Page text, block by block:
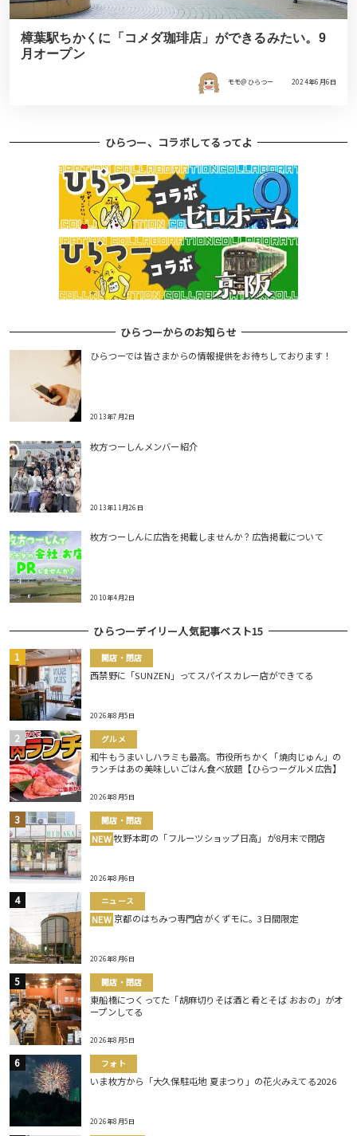
樟葉駅ちかくに「コメダ珈琲店」ができるみたい。9
月オープン
モモ＠ひらつー 2024年6月6日
ひらつー、コラボしてるってよ
ひらつーからのお知らせ
ひらつーでは皆さまからの情報提供をお待ちしております！
2013年7月2日
枚方つーしんメンバー紹介
2013年11月26日
枚方つーしんに広告を掲載しませんか？広告掲載について
2010年4月2日
ひらつーデイリー人気記事ベスト15
開店・閉店
西禁野に「SUNZEN」ってスパイスカレー店ができてる
2026年8月5日
グルメ
和牛もうまいしハラミも最高。市役所ちかく「焼肉じゅん」の
ランチはあの美味しいごはん食べ放題【ひらつーグルメ広告】
2026年8月5日
開店・閉店
NEW 牧野本町の「フルーツショップ日高」が8月末で閉店
2026年8月6日
ニュース
NEW 京都のはちみつ専門店がくずモに。3日間限定
2026年8月6日
開店・閉店
東船橋につくってた「胡麻切りそば酒と肴とそば おおの」がオ
ープンしてる
2026年8月5日
フォト
いま枚方から「大久保駐屯地 夏まつり」の花火みえてる2026
2026年8月5日